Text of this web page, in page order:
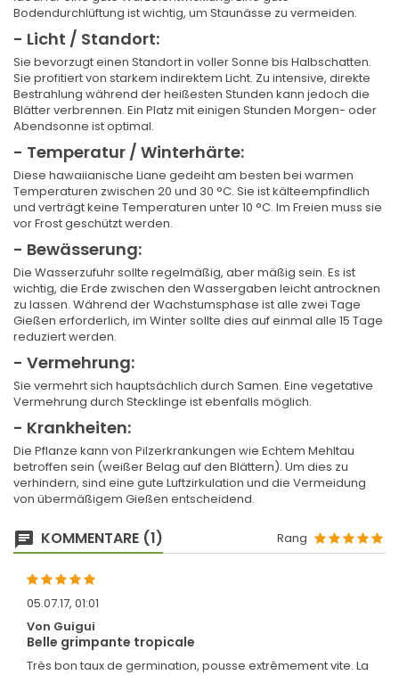
Bodendurchlüftung ist wichtig, um Staunässe zu vermeiden.
- Licht / Standort:
Sie bevorzugt einen Standort in voller Sonne bis Halbschatten.
Sie profitiert von starkem indirektem Licht. Zu intensive, direkte
Bestrahlung während der heißesten Stunden kann jedoch die
Blätter verbrennen. Ein Platz mit einigen Stunden Morgen- oder
Abendsonne ist optimal.
- Temperatur / Winterhärte:
Diese hawaiianische Liane gedeiht am besten bei warmen
Temperaturen zwischen 20 und 30 °C. Sie ist kälteempfindlich
und verträgt keine Temperaturen unter 10 °C. Im Freien muss sie
vor Frost geschützt werden.
- Bewässerung:
Die Wasserzufuhr sollte regelmäßig, aber mäßig sein. Es ist
wichtig, die Erde zwischen den Wassergaben leicht antrocknen
zu lassen. Während der Wachstumsphase ist alle zwei Tage
Gießen erforderlich, im Winter sollte dies auf einmal alle 15 Tage
reduziert werden.
- Vermehrung:
Sie vermehrt sich hauptsächlich durch Samen. Eine vegetative
Vermehrung durch Stecklinge ist ebenfalls möglich.
- Krankheiten:
Die Pflanze kann von Pilzerkrankungen wie Echtem Mehltau
betroffen sein (weißer Belag auf den Blättern). Um dies zu
verhindern, sind eine gute Luftzirkulation und die Vermeidung
von übermäßigem Gießen entscheidend.
KOMMENTARE (1) Rang
05.07.17, 01:01
Von Guigui
Belle grimpante tropicale
Très bon taux de germination, pousse extrêmement vite. La